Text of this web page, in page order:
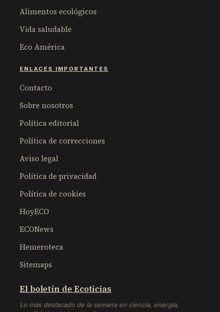
Alimentos ecológicos
Vida saludable
Eco América
ENLACES IMPORTANTES
Contacto
Sobre nosotros
Política editorial
Política de correcciones
Aviso legal
Política de privacidad
Política de cookies
HoyECO
ECONews
Hemeroteca
Sitemaps
El boletín de Ecoticias
Lo más destacado de la semana en ciencia, energía,